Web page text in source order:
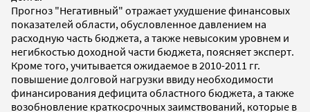
Прогноз "Негативный" отражает ухудшение финансовых
показателей области, обусловленное давлением на
расходную часть бюджета, а также невысоким уровнем и
негибкостью доходной части бюджета, поясняет эксперт.
Кроме того, учитывается ожидаемое в 2010-2011 гг.
повышение долговой нагрузки ввиду необходимости
финансирования дефицита областного бюджета, а также
возобновление краткосрочных заимствований, которые в